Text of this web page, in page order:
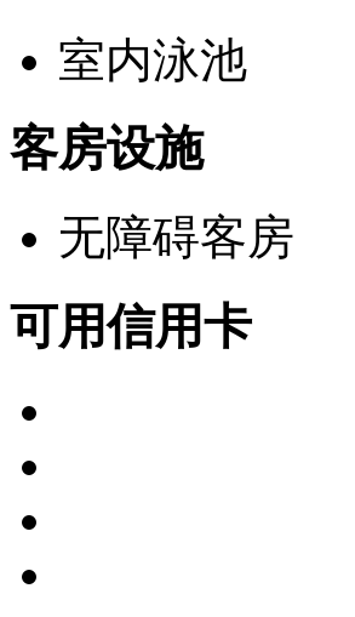
室内泳池
客房设施
无障碍客房
可用信用卡